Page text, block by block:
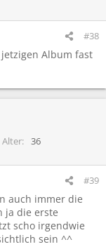
#38
Album fast
Alter
36
#39
auch immer die
ja die erste
scho irgendwie
sein ^^